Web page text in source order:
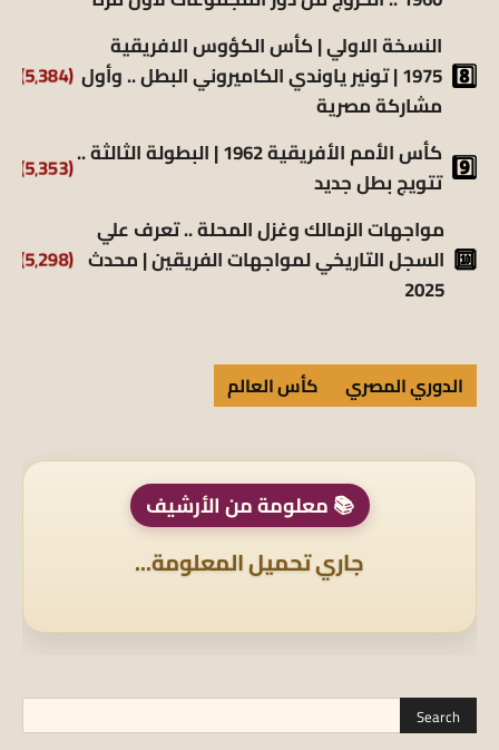
النسخة الاولي | كأس الكؤوس الافريقية
1975 | تونير ياوندي الكاميروني البطل .. وأول
مشاركة مصرية
(5٬384)
كأس الأمم الأفريقية 1962 | البطولة الثالثة ..
تتويج بطل جديد
(5٬353)
مواجهات الزمالك وغزل المحلة .. تعرف علي
السجل التاريخي لمواجهات الفريقين | محدث
2025
(5٬298)
الدوري المصري كأس العالم
📚 معلومة من الأرشيف
جاري تحميل المعلومة...